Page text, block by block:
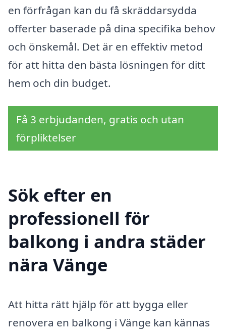
en förfrågan kan du få skräddarsydda
offerter baserade på dina specifika behov
och önskemål. Det är en effektiv metod
för att hitta den bästa lösningen för ditt
hem och din budget.
Få 3 erbjudanden, gratis och utan
förpliktelser
Sök efter en
professionell för
balkong i andra städer
nära Vänge
Att hitta rätt hjälp för att bygga eller
renovera en balkong i Vänge kan kännas